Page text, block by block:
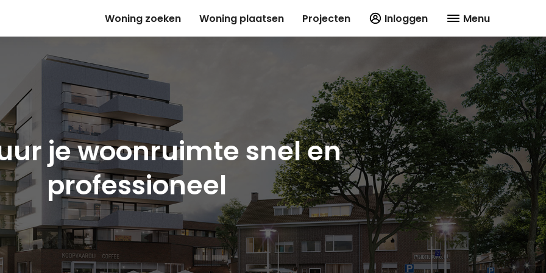
Woning zoeken Woning plaatsen Projecten Inloggen Menu
je woonruimte snel en
professioneel